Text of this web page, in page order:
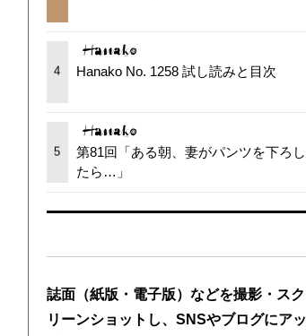
4 Hanako No. 1258 試し読みと目次
5
第81回「ある朝、妻がパンツを下ろし
たら…」
誌面（紙版・電子版）などを撮影・スク
リーンショットし、SNSやブログにアッ